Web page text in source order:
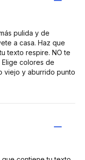
pulida y de
a casa. Haz que
texto respire. NO te
colores de
viejo y aburrido punto